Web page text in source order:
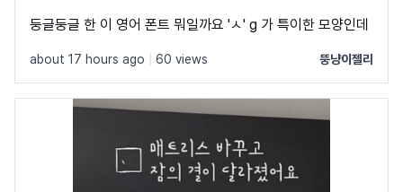
둥글둥글 한 이 영어 폰트 뭐일까요 'ㅅ' g 가 특이한 모양인데
about 17 hours ago 60 views 뚱냥이젤리